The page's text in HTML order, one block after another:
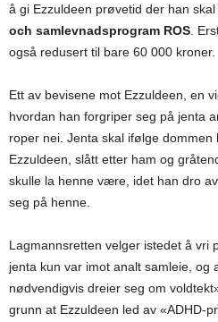
å gi Ezzuldeen prøvetid der han
och samlevnadsprogram ROS
også redusert til bare 60 000 kroner.
Ett av bevisene mot Ezzuldeen, en
hvordan han forgriper seg på jenta
roper nei. Jenta skal ifølge
Ezzuldeen, slått etter ham og
skulle la henne være, idet han dro
seg på henne.
Lagmannsretten velger istedet å vri
jenta kun var imot analt samleie, og
nødvendigvis dreier seg om
grunn at Ezzuldeen led av «ADHD-